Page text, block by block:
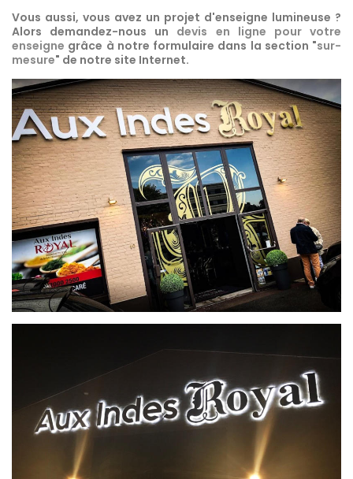
Vous aussi, vous avez un projet d'enseigne lumineuse ?
Alors demandez-nous un devis en ligne pour votre
enseigne grâce à notre formulaire dans la section "sur-
mesure" de notre site Internet.